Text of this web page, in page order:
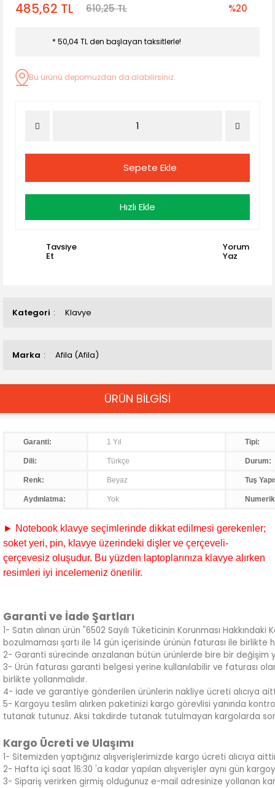
Kategori Klavye
Marka Afila (Afila)
485,62 TL 610,25 TL %20
* 50,04 TL den başlayan taksitlerle!
Bu ürünü depomuzdan da alabilirsiniz.
Sepete Ekle
Hızlı Ekle
Tavsiye
Et
Yorum
Yaz
ÜRÜN BİLGİSİ
Garanti: 1 Yıl Tipi:
Dili: Türkçe Durum:
Renk: Beyaz Tuş
Aydınlatma: Yok
► Notebook klavye seçimlerinde dikkat edilmesi gerekenler;
soket yeri, pin, klavye üzerindeki dişler ve çerçeveli-
çerçevesiz oluşudur. Bu yüzden laptoplarınıza klavye alırken
resimleri iyi incelemeniz önerilir.
Garanti ve İade Şartları
1- Satın alınan ürün "6502 Sayılı Tüketicinin Korunması
bozulmaması şartı ile 14 gün içerisinde ürünün faturası ile
2- Garanti sürecinde arızalanan bütün ürünlerde bire bir değişim
3- Ürün faturası garanti belgesi yerine kullanılabilir ve faturası
birlikte yollanmalıdır.
4- İade ve garantiye gönderilen ürünlerin nakliye ücreti alıcıya
5- Kargoyu teslim alırken paketinizi kargo görevlisi yanında
tutanak tutunuz. Aksi takdirde tutanak tutulmayan kargolarda
Kargo Ücreti ve Ulaşımı
1- Sitemizden yaptığınız alışverişlerimizde kargo ücreti alıcıya
2- Hafta içi saat 16:30 'a kadar yapılan alışverişler aynı gün
3- Sipariş verirken girmiş olduğunuz e-mail adresinize yollanan